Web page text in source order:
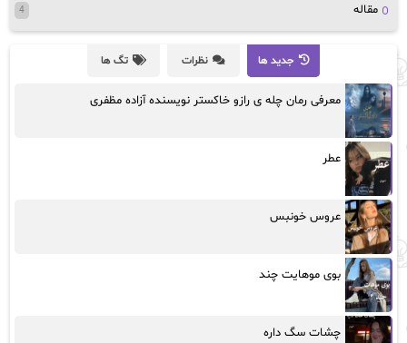
مقاله 4
جدید ها نظرات تگ ها
معرفی رمان چله ی رازو خاکستر نویسنده آزاده مظفری
عطر
عروس خونبس
بوی موهایت چند
چشات سگ داره